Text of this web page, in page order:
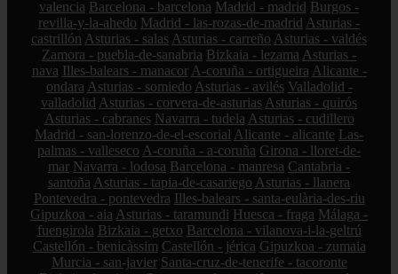
valencia Barcelona - barcelona Madrid - madrid Burgos -
revilla-y-la-ahedo Madrid - las-rozas-de-madrid Asturias -
castrillón Asturias - salas Asturias - carreño Asturias - valdés
Zamora - puebla-de-sanabria Bizkaia - lezama Asturias -
nava Illes-balears - manacor A-coruña - ortigueira Alicante -
ondara Asturias - somiedo Asturias - avilés Valladolid -
valladolid Asturias - corvera-de-asturias Asturias - quirós
Asturias - cabranes Navarra - tudela Asturias - cudillero
Madrid - san-lorenzo-de-el-escorial Alicante - alicante Las-
palmas - valleseco A-coruña - a-coruña Girona - lloret-de-
mar Navarra - lodosa Barcelona - manresa Cantabria -
santoña Asturias - tapia-de-casariego Asturias - llanera
Pontevedra - pontevedra Illes-balears - santa-eulària-des-riu
Gipuzkoa - aia Asturias - taramundi Huesca - fraga Málaga -
fuengirola Bizkaia - getxo Barcelona - vilanova-i-la-geltrú
Castellón - benicàssim Castellón - jérica Gipuzkoa - zumaia
Murcia - san-javier Santa-cruz-de-tenerife - tacoronte